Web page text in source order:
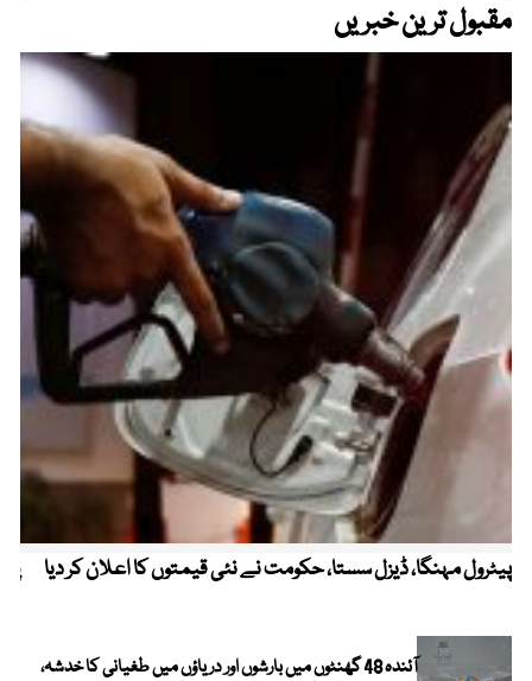
مقبول ترین خبریں
پیٹرول مہنگا، ڈیزل سستا، حکومت نے نئی قیمتوں کا اعلان کر دیا
آئندہ 48 گھنٹوں میں بارشوں اور دریاؤں میں طغیانی کا خدشہ،